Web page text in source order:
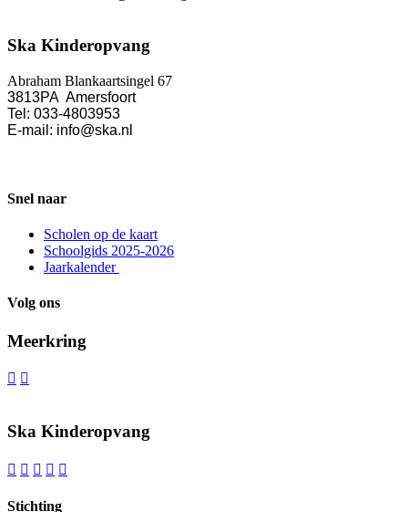
Ska Kinderopvang
Abraham Blankaartsingel 67
3813PA Amersfoort
Tel: 033-4803953
E-mail: info@ska.nl
Snel naar
Scholen op de kaart
Schoolgids 2025-2026
Jaarkalender
Volg ons
Meerkring
 
Ska Kinderopvang
    
Stichting